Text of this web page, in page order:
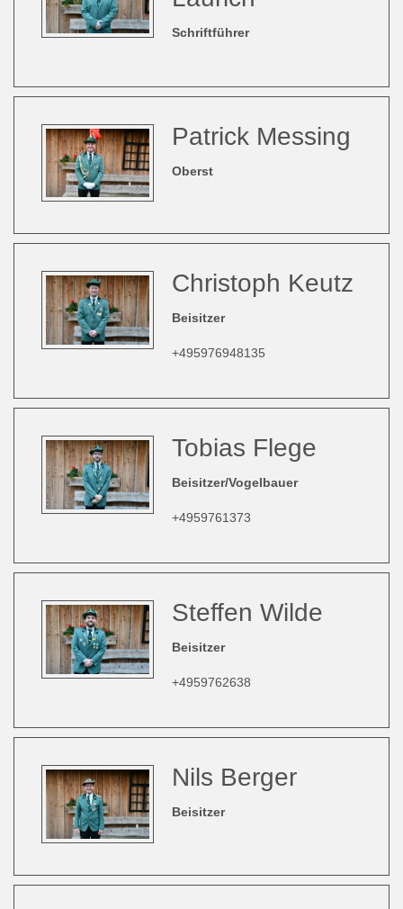
Schriftführer
Patrick Messing
Oberst
Christoph Keutz
Beisitzer
+495976948135
Tobias Flege
Beisitzer/Vogelbauer
+4959761373
Steffen Wilde
Beisitzer
+4959762638
Nils Berger
Beisitzer